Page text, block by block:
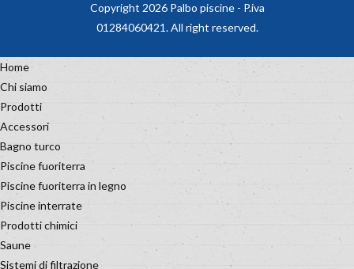
Copyright 2026 Palbo piscine - P.iva
01284060421. All right reserved.
Home
Chi siamo
Prodotti
Accessori
Bagno turco
Piscine fuoriterra
Piscine fuoriterra in legno
Piscine interrate
Prodotti chimici
Saune
Sistemi di filtrazione